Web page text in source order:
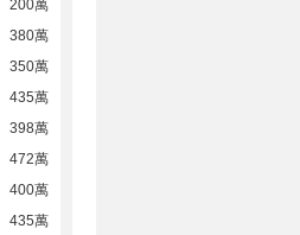
200萬
380萬
350萬
435萬
398萬
472萬
400萬
435萬